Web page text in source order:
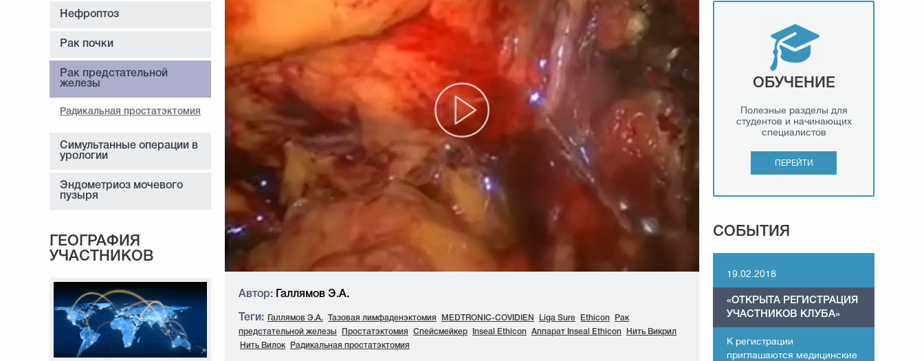
Нефроптоз
Рак почки
Рак предстательной
железы
Радикальная простатэктомия
Симультанные операции в
урологии
Эндометриоз мочевого
пузыря
ГЕОГРАФИЯ
УЧАСТНИКОВ
Автор: Галлямов Э.А.
Теги: Галлямов Э.А. Тазовая лимфаденэктомия MEDTRONIC-COVIDIEN Liga Sure Ethicon
Рак
предстательной железы
Простатэктомия Спейсмейкер Inseal Ethicon Аппарат Inseal Ethicon
Нить Викрил
Нить Вилок
Радикальная простатэктомия
ОБУЧЕНИЕ
Полезные разделы для
студентов и начинающих
специалистов
ПЕРЕЙТИ
СОБЫТИЯ
19.02.2018
«ОТКРЫТА РЕГИСТРАЦИЯ
УЧАСТНИКОВ КЛУБА»
К регистрации
приглашаются медицинские